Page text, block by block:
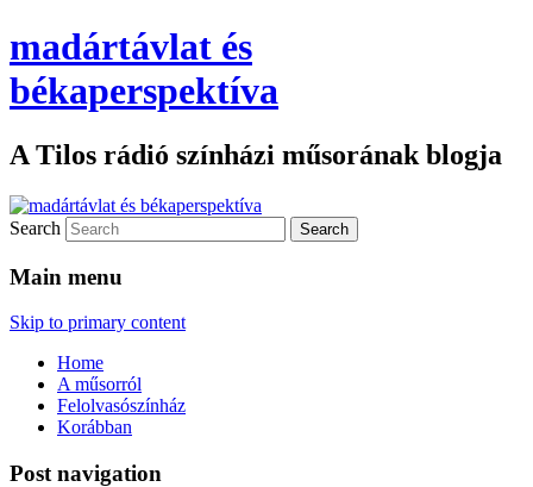
madártávlat és
békaperspektíva
A Tilos rádió színházi műsorának blogja
Search
Main menu
Skip to primary content
Home
A műsorról
Felolvasószínház
Korábban
Post navigation